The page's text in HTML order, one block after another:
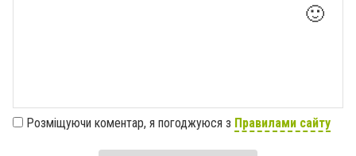
🙂
Розміщуючи коментар, я погоджуюся з Правилами сайту